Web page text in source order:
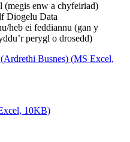
(megis enw a chyfeiriad)
Diogelu Data
heb ei feddiannu (gan y
perygl o drosedd)
Busnes) (MS Excel,
10KB)